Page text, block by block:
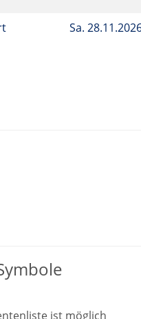
Sa.
ist möglich